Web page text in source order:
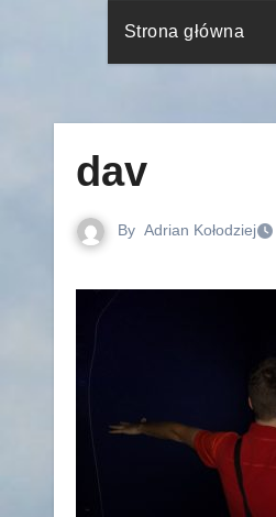
Strona główna
dav
By Adrian Kołodziej